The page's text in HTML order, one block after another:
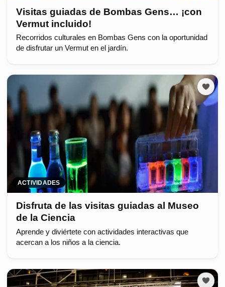
Visitas guiadas de Bombas Gens… ¡con
Vermut incluido!
Recorridos culturales en Bombas Gens con la oportunidad
de disfrutar un Vermut en el jardín.
ACTIVIDADES
Disfruta de las visitas guiadas al Museo
de la Ciencia
Aprende y diviértete con actividades interactivas que
acercan a los niños a la ciencia.